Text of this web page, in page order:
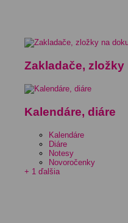
Zakladače,
Kalendáre, diáre
Kalendáre
Diáre
Notesy
Novoročenky
+ 1 ďalšia